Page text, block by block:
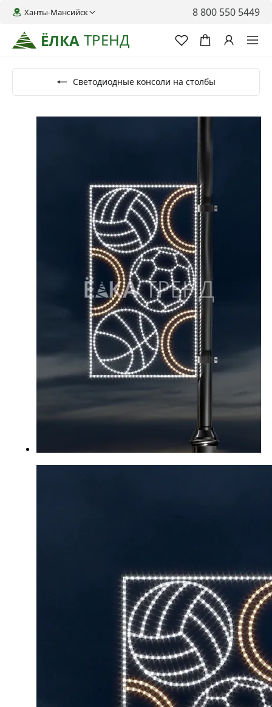
ЁЛКА ТРЕНД
Ханты-Мансийск 8 800 550 5449
Светодиодные консоли на столбы